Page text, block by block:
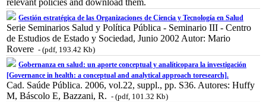
relevant policies and download them.
Gestión estratégica de las Organizaciones de Ciencia y Tecnología en Salud
Serie Seminarios Salud y Política Pública - Seminario III - Centro
de Estudios de Estado y Sociedad, Junio 2002 Autor: Mario
Rovere - (pdf, 193.42 Kb)
Gobernanza en salud: un aporte conceptual y analíticopara la investigación
[Governance in health: a conceptual and analytical approach toresearch].
Cad. Saúde Pública. 2006, vol.22, suppl., pp. S36. Autores: Huffy
M, Báscolo E, Bazzani, R. - (pdf, 101.32 Kb)